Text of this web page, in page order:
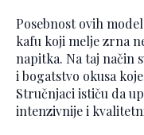
Posebnost ovih
kafu koji melje zrna
napitka. Na taj način
i bogatstvo okusa
Stručnjaci ističu da
intenzivnije i